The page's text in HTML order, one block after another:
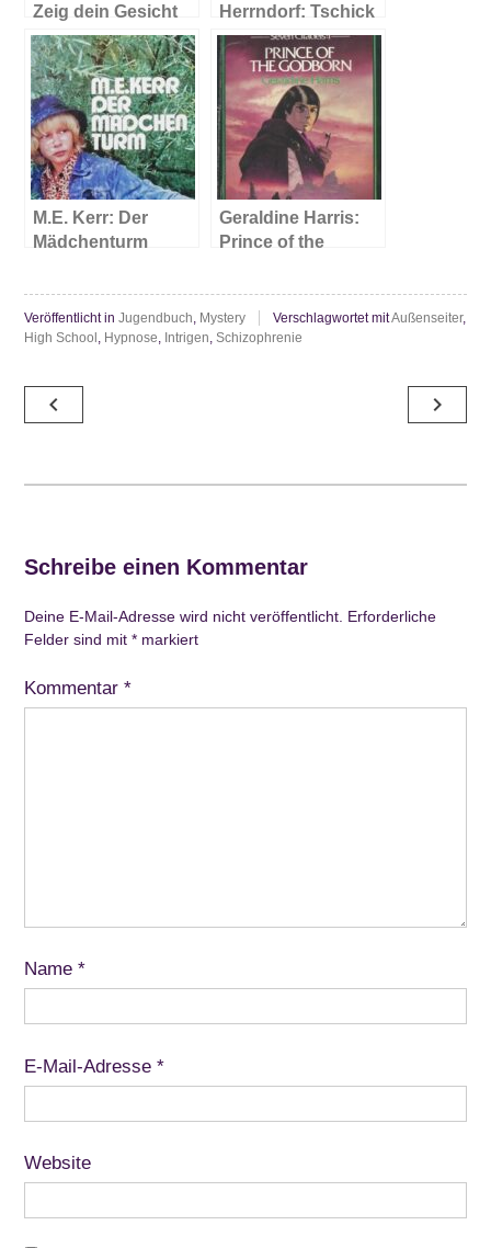
Zeig dein Gesicht Herrndorf: Tschick
M.E. Kerr: Der
Mädchenturm
Geraldine Harris:
Prince of the
Veröffentlicht inJugendbuch, Mystery Verschlagwortet mitAußenseiter,
High School, Hypnose, Intrigen,Schizophrenie
Beitragsnavigation
navigate_before navigate_next
Schreibe einen Kommentar
Deine E-Mail-Adresse wird nicht veröffentlicht. Erforderliche
Felder sind mit* markiert
Kommentar*
Name*
E-Mail-Adresse*
Website